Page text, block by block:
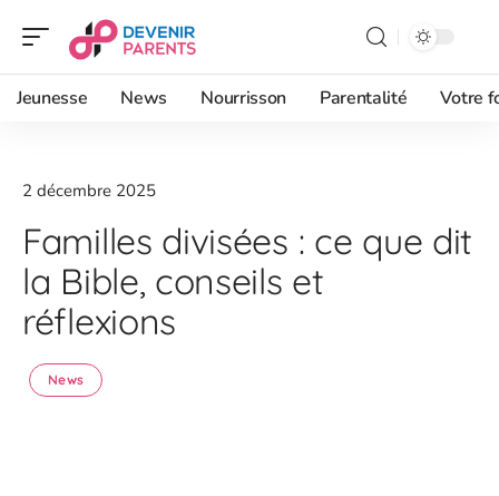
Jeunesse News Nourrisson Parentalité Votre
2 décembre 2025
Familles divisées : ce que dit
la Bible, conseils et
réflexions
News